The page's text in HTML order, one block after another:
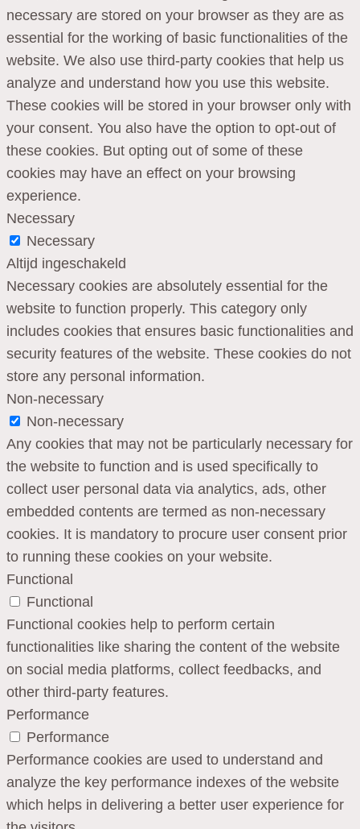
necessary are stored on your browser as they are as
essential for the working of basic functionalities of the
website. We also use third-party cookies that help us
analyze and understand how you use this website.
These cookies will be stored in your browser only with
your consent. You also have the option to opt-out of
these cookies. But opting out of some of these
cookies may have an effect on your browsing
experience.
Necessary
Necessary
Altijd ingeschakeld
Necessary cookies are absolutely essential for the
website to function properly. This category only
includes cookies that ensures basic functionalities and
security features of the website. These cookies do not
store any personal information.
Non-necessary
Non-necessary
Any cookies that may not be particularly necessary for
the website to function and is used specifically to
collect user personal data via analytics, ads, other
embedded contents are termed as non-necessary
cookies. It is mandatory to procure user consent prior
to running these cookies on your website.
Functional
Functional
Functional cookies help to perform certain
functionalities like sharing the content of the website
on social media platforms, collect feedbacks, and
other third-party features.
Performance
Performance
Performance cookies are used to understand and
analyze the key performance indexes of the website
which helps in delivering a better user experience for